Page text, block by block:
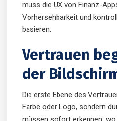
muss die UX von Finanz-
Vorhersehbarkeit und
basieren.
Vertrauen
der
Die erste Ebene des
Farbe oder Logo, sondern
müssen sofort erkennen,